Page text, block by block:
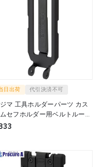
日出荷 代引決済不可
マ 工具ホルダーパーツ カス
セフホルダー用ベルトループ
ート ブラック SFP-BL2BK 1